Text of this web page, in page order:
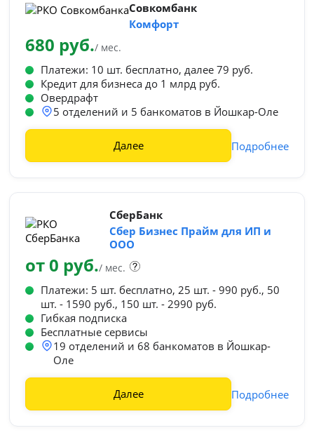
Совкомбанк
Комфорт
680 руб./ мес.
Платежи: 10 шт. бесплатно, далее 79 руб.
Кредит для бизнеса до 1 млрд руб.
Овердрафт
5 отделений и 5 банкоматов в Йошкар-Оле
Далее Подробнее
СберБанк
Сбер Бизнес Прайм для ИП и
ООО
от 0 руб./ мес.
Платежи: 5 шт. бесплатно, 25 шт. - 990 руб., 50
шт. - 1590 руб., 150 шт. - 2990 руб.
Гибкая подписка
Бесплатные сервисы
19 отделений и 68 банкоматов в Йошкар-
Оле
Далее Подробнее